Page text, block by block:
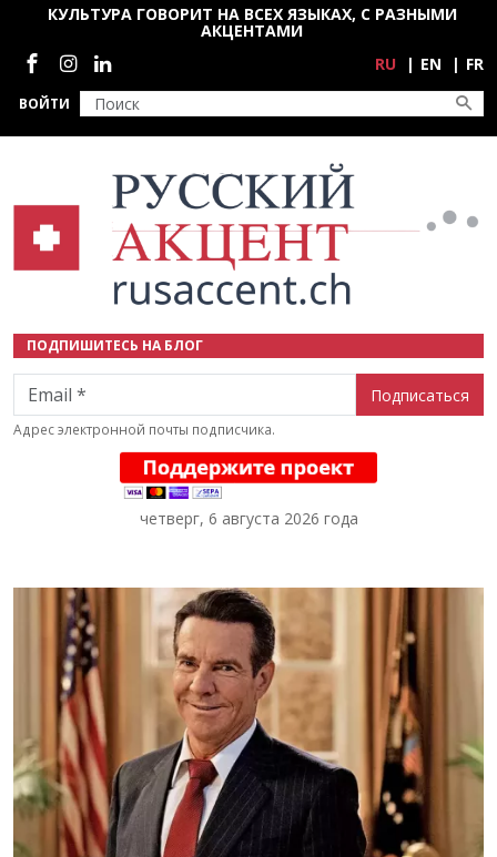
Перейти к основному содержанию
ВОЙТИ
КУЛЬТУРА ГОВОРИТ НА ВСЕХ ЯЗЫКАХ, С РАЗНЫМИ
АКЦЕНТАМИ
Социальные сети
RU EN FR
ПОДПИШИТЕСЬ НА БЛОГ
Email
Адрес электронной почты подписчика.
четверг, 6 августа 2026 года